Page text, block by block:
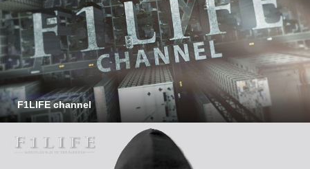
F1LIFE channel